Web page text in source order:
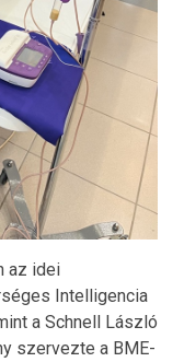
az idei
Intelligencia
a Schnell László
szervezte a BME-